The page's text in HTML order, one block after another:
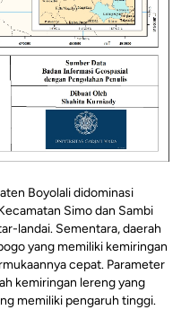
Boyolali didominasi
Simo dan Sambi
landai. Sementara, daerah
yang memiliki kemiringan
cepat. Parameter
kemiringan lereng yang
memiliki pengaruh tinggi.